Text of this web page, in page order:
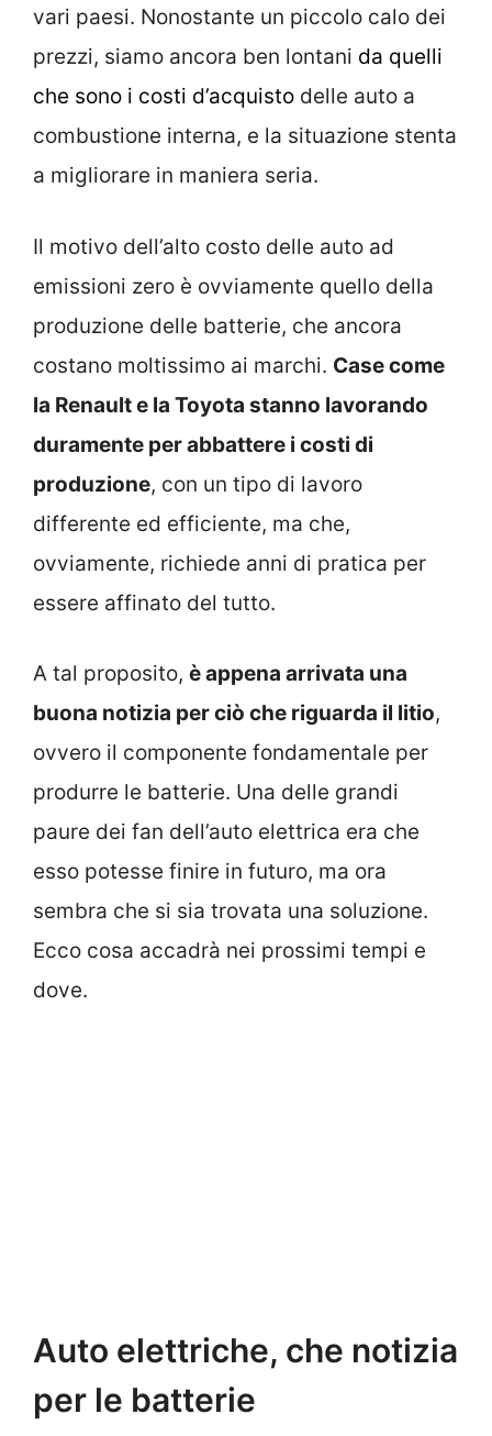
vari paesi. Nonostante un piccolo calo dei
prezzi, siamo ancora ben lontani da quelli
che sono i costi d’acquisto delle auto a
combustione interna, e la situazione stenta
a migliorare in maniera seria.
Il motivo dell’alto costo delle auto ad
emissioni zero è ovviamente quello della
produzione delle batterie, che ancora
costano moltissimo ai marchi. Case come
la Renault e la Toyota stanno lavorando
duramente per abbattere i costi di
produzione, con un tipo di lavoro
differente ed efficiente, ma che,
ovviamente, richiede anni di pratica per
essere affinato del tutto.
A tal proposito, è appena arrivata una
buona notizia per ciò che riguarda il litio,
ovvero il componente fondamentale per
produrre le batterie. Una delle grandi
paure dei fan dell’auto elettrica era che
esso potesse finire in futuro, ma ora
sembra che si sia trovata una soluzione.
Ecco cosa accadrà nei prossimi tempi e
dove.
Auto elettriche, che notizia
per le batterie